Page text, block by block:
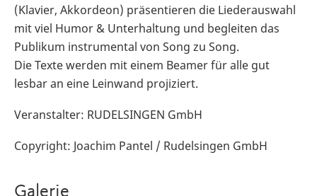
(Klavier, Akkordeon) präsentieren die Liederauswahl
mit viel Humor & Unterhaltung und begleiten das
Publikum instrumental von Song zu Song.
Die Texte werden mit einem Beamer für alle gut
lesbar an eine Leinwand projiziert.
Veranstalter: RUDELSINGEN GmbH
Copyright: Joachim Pantel / Rudelsingen GmbH
Galerie